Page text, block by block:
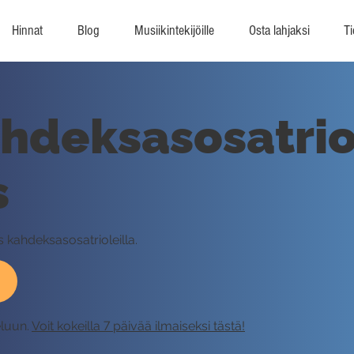
Hinnat Blog Musiikintekijöille Osta lahjaksi
kahdeksasosatrioleilla.
Voit kokeilla 7 päivää ilmaiseksi tästä!